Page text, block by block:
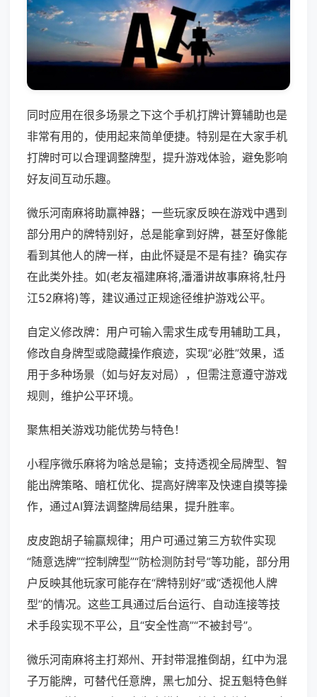
同时应用在很多场景之下这个手机打牌计算辅助也是
非常有用的，使用起来简单便捷。特别是在大家手机
打牌时可以合理调整牌型，提升游戏体验，避免影响
好友间互动乐趣。
微乐河南麻将助赢神器；一些玩家反映在游戏中遇到
部分用户的牌特别好，总是能拿到好牌，甚至好像能
看到其他人的牌一样，由此怀疑是不是有挂？确实存
在此类外挂。如(老友福建麻将,潘潘讲故事麻将,牡丹
江52麻将)等，建议通过正规途径维护游戏公平。
自定义修改牌：用户可输入需求生成专用辅助工具，
修改自身牌型或隐藏操作痕迹，实现“必胜”效果，适
用于多种场景（如与好友对局），但需注意遵守游戏
规则，维护公平环境。
聚焦相关游戏功能优势与特色！
小程序微乐麻将为啥总是输；支持透视全局牌型、智
能出牌策略、暗杠优化、提高好牌率及快速自摸等操
作，通过AI算法调整牌局结果，提升胜率。
皮皮跑胡子输赢规律；用户可通过第三方软件实现
“随意选牌”“控制牌型”“防检测防封号”等功能，部分用
户反映其他玩家可能存在“牌特别好”或“透视他人牌
型”的情况。这些工具通过后台运行、自动连接等技
术手段实现不平公，且“安全性高”“不被封号”。
微乐河南麻将主打郑州、开封带混推倒胡，红中为混
子万能牌，可替代任意牌，黑七加分、捉五魁特色鲜